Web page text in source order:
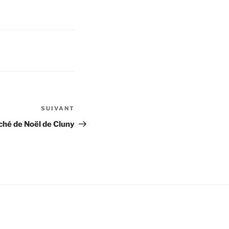
suivant
SUIVANT
de Noël de Cluny